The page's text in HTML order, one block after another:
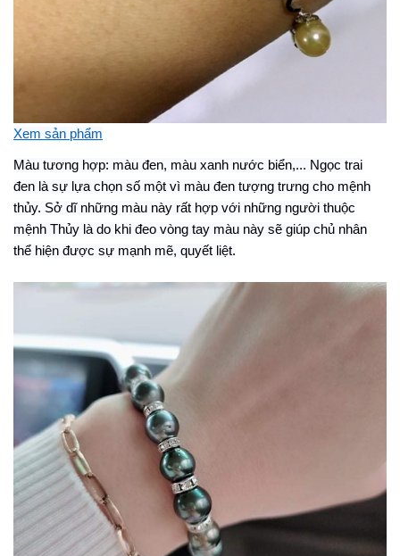
Xem sản phẩm
Màu tương hợp: màu đen, màu xanh nước biển,... Ngọc trai
đen là sự lựa chọn số một vì màu đen tượng trưng cho mệnh
thủy. Sở dĩ những màu này rất hợp với những người thuộc
mệnh Thủy là do khi đeo vòng tay màu này sẽ giúp chủ nhân
thể hiện được sự mạnh mẽ, quyết liệt.